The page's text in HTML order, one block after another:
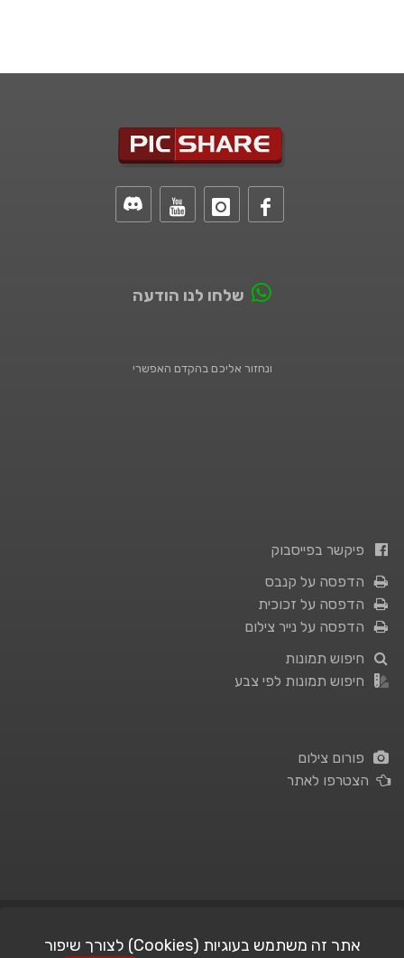
שלחו לנו הודעה
ונחזור אליכם בהקדם האפשרי
פיקשר בפייסבוק
הדפסה על קנבס
הדפסה על זכוכית
הדפסה על נייר צילום
חיפוש תמונות
חיפוש תמונות לפי צבע
פורום צילום
הצטרפו לאתר
אתר זה משתמש בעוגיות (Cookies) לצורך שיפור